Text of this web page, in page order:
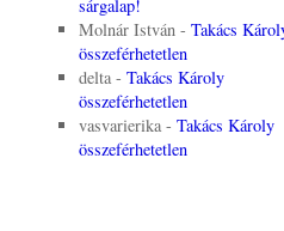
sárgalap!
Molnár István- Takács
összeférhetetlen
delta- Takács Károly
összeférhetetlen
vasvarierika- Takács Károly
összeférhetetlen